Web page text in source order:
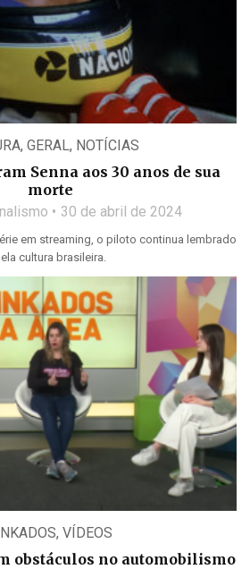
, GERAL, NOTÍCIAS
Senna aos 30 anos de sua
morte
30 de abril de 2024
em streaming, o piloto continua lembrado
cultura brasileira.
, VÍDEOS
obstáculos no automobilismo